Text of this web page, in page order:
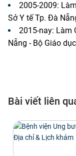
2005-2009:
Sở Y tế Tp. Đà
2015-nay: Làm
Nẵng - Bộ Giáo
Bài viết liên